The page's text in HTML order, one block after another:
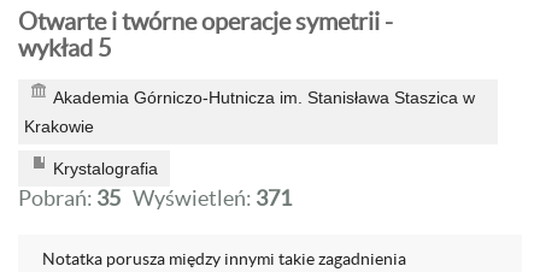
Otwarte i twórne operacje symetrii -
wykład 5
Akademia Górniczo-Hutnicza im. Stanisława Staszica w
Krakowie
Krystalografia
Pobrań: 35 Wyświetleń: 371
Notatka porusza między innymi takie zagadnienia